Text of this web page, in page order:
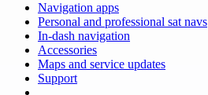
Navigation apps
Personal and professional sat navs
In-dash navigation
Accessories
Maps and service updates
Support